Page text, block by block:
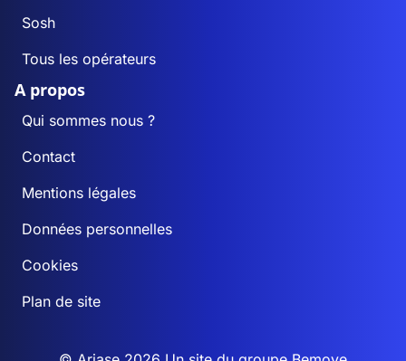
Sosh
Tous les opérateurs
A propos
Qui sommes nous ?
Contact
Mentions légales
Données personnelles
Cookies
Plan de site